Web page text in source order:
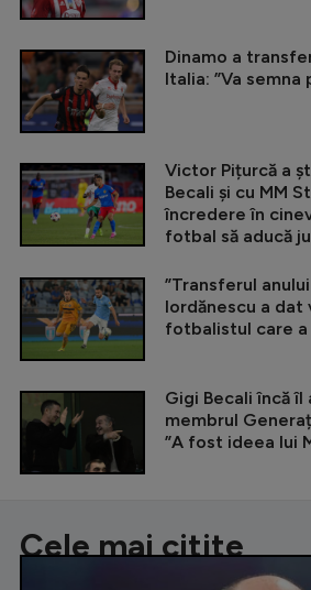
Dinamo a
Italia: ”Va semna
Victor Pițurcă a
Becali și cu MM
încredere în
fotbal să aducă
”Transferul
Iordănescu a
fotbalistul care a
Gigi Becali încă
membrul
”A fost ideea lui
Cele mai citite